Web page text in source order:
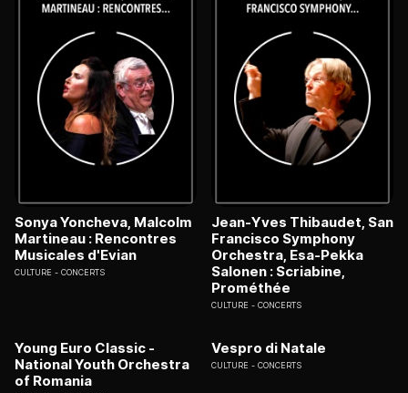
Sonya Yoncheva, Malcolm
Martineau : Rencontres
Musicales d'Evian
CULTURE CONCERTS
Jean-Yves Thibaudet, San
Francisco Symphony
Orchestra, Esa-Pekka
Salonen : Scriabine,
Prométhée
CULTURE CONCERTS
Young Euro Classic -
National Youth Orchestra
of Romania
Vespro di Natale
CULTURE CONCERTS